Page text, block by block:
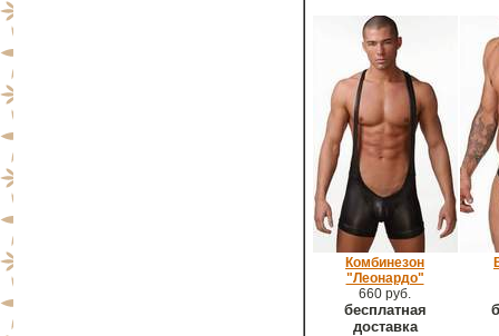
Комбинезон
"Леонардо"
660 руб.
бесплатная
доставка